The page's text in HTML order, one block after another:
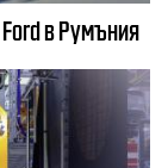
в Румъния